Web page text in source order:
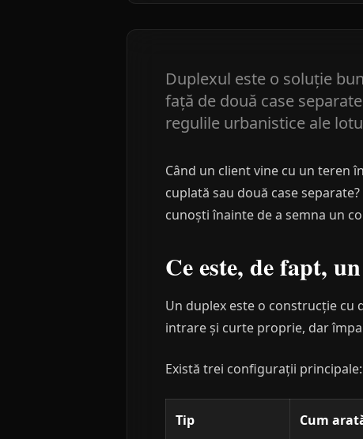
Duplexul este o soluție
față de două case
regulile urbanistice ale
Când un client vine cu un teren
cuplată sau două case
cunoști înainte de a semna un
Ce este, de fapt,
Un duplex este o construcție
intrare și curte proprie, dar
Există trei configurații principale:
Tip Cum